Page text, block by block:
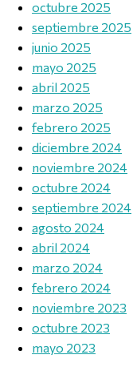
octubre 2025
septiembre 2025
junio 2025
mayo 2025
abril 2025
marzo 2025
febrero 2025
diciembre 2024
noviembre 2024
octubre 2024
septiembre 2024
agosto 2024
abril 2024
marzo 2024
febrero 2024
noviembre 2023
octubre 2023
mayo 2023